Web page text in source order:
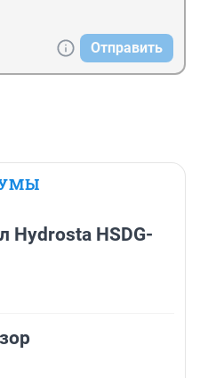
Отправить
Hydrosta HSDG-